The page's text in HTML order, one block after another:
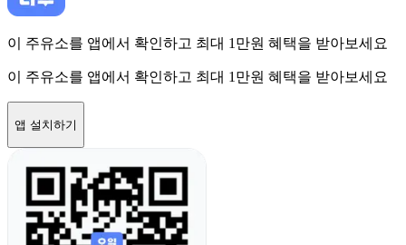
이 주유소를 앱에서 확인하고 최대 1만원 혜택을 받아보세요
이 주유소를 앱에서 확인하고 최대 1만원 혜택을 받아보세요
앱 설치하기